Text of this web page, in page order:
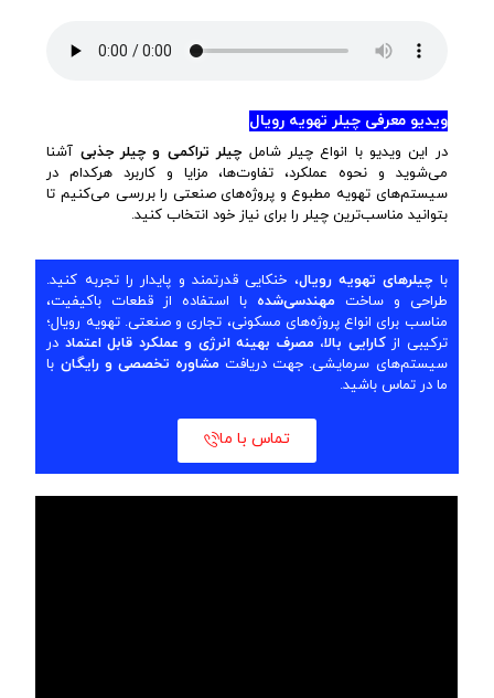
ویدیو معرفی چیلر تهویه رویال
در این ویدیو با انواع چیلر شامل چیلر تراکمی و چیلر جذبی آشنا
می‌شوید و نحوه عملکرد، تفاوت‌ها، مزایا و کاربرد هرکدام در
سیستم‌های تهویه مطبوع و پروژه‌های صنعتی را بررسی می‌کنیم تا
بتوانید مناسب‌ترین چیلر را برای نیاز خود انتخاب کنید.
با چیلرهای تهویه رویال، خنکایی قدرتمند و پایدار را تجربه کنید.
طراحی و ساختمهندسی‌شده با استفاده از قطعات باکیفیت،
مناسب برای انواع پروژه‌های مسکونی، تجاری و صنعتی. تهویه رویال؛
ترکیبی ازکارایی بالا، مصرف بهینه انرژی و عملکرد قابل اعتماد در
سیستم‌های سرمایشی. جهت دریافت مشاوره تخصصی و رایگان با
ما در تماس باشید.
تماس با ما